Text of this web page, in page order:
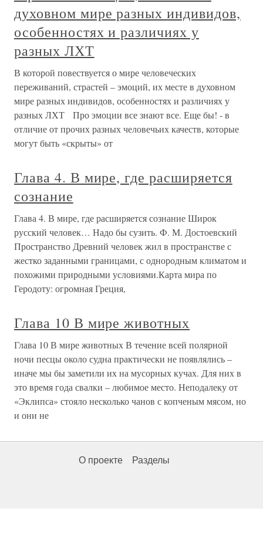
духовном мире разных индивидов,
особенностях и различиях у
разных ЛХТ
В которой повествуется о мире человеческих
переживаний, страстей – эмоций, их месте в духовном
мире разных индивидов, особенностях и различиях у
разных ЛХТ Про эмоции все знают все. Еще бы! - в
отличие от прочих разных человечьих качеств, которые
могут быть «скрыты» от
Глава 4. В мире, где расширяется
сознание
Глава 4. В мире, где расширяется сознание Широк
русский человек… Надо бы сузить. Ф. М. Достоевский
Пространство Древний человек жил в пространстве с
жестко заданными границами, с однородным климатом и
похожими природными условиями.Карта мира по
Геродоту: огромная Греция,
Глава 10 В мире животных
Глава 10 В мире животных В течение всей полярной
ночи песцы около судна практически не появлялись –
иначе мы бы заметили их на мусорных кучах. Для них в
это время года свалки – любимое место. Неподалеку от
«Эклипса» стояло несколько чанов с копченым мясом, но
и они не
О проекте Разделы